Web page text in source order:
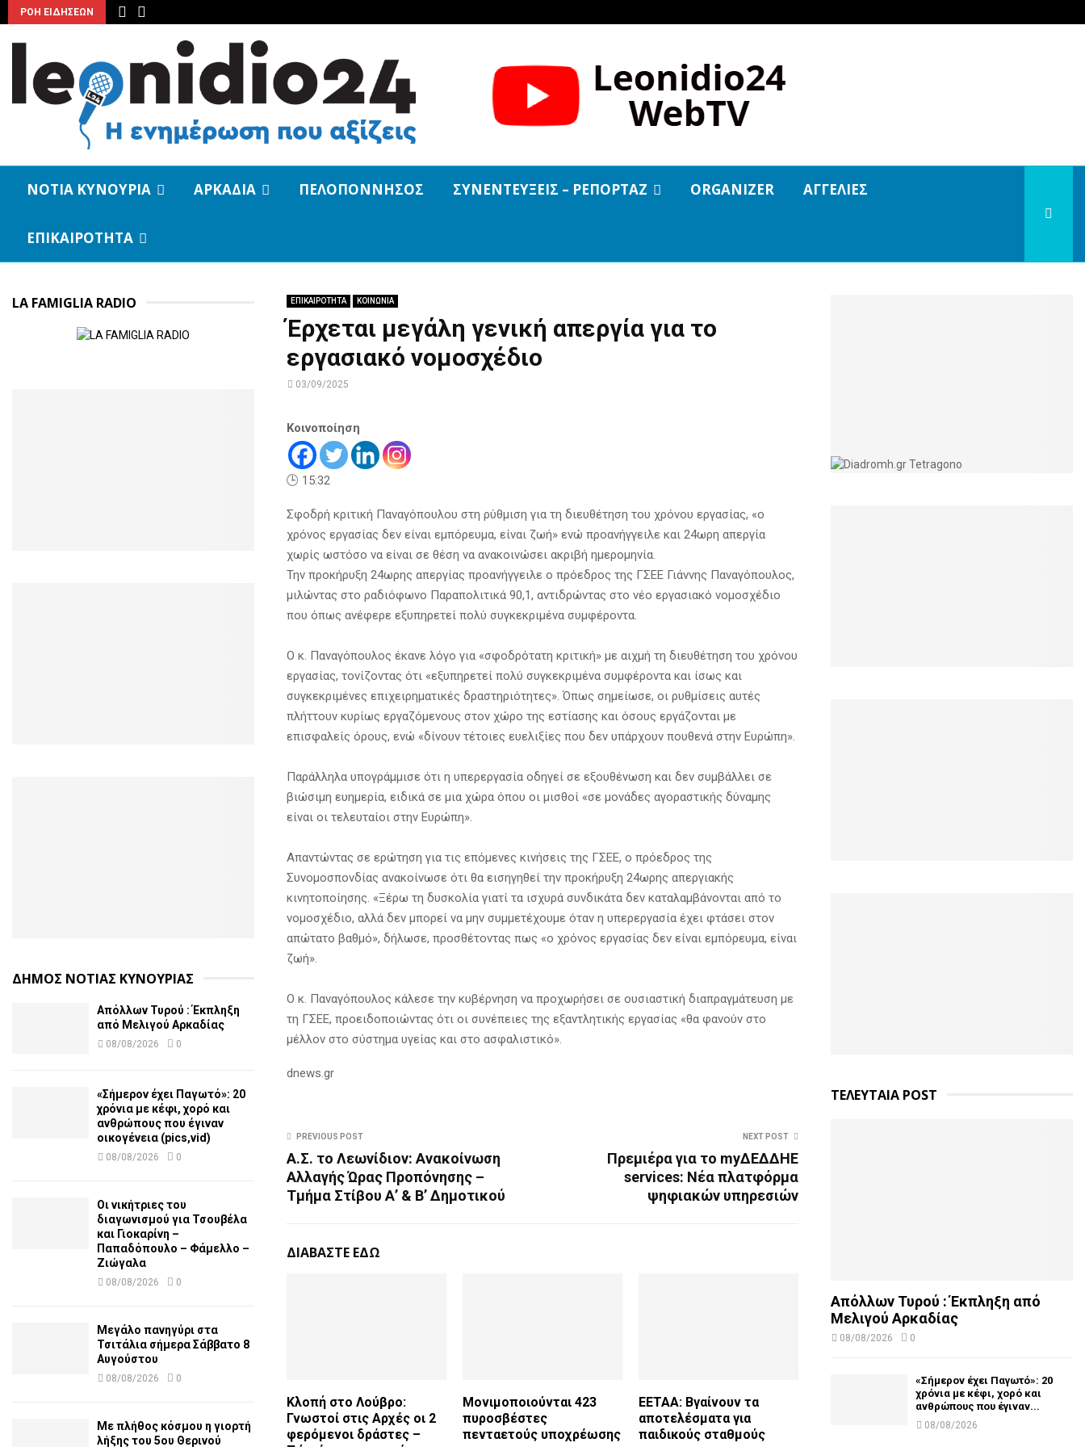
ΡΟΗ ΕΙΔΗΣΕΩΝ
ΝΟΤΙΑ ΚΥΝΟΥΡΙΑ ΑΡΚΑΔΙΑ ΠΕΛΟΠΟΝΝΗΣΟΣ ΣΥΝΕΝΤΕΥΞΕΙΣ – ΡΕΠΟΡΤΑΖ ORGANIZER ΑΓΓΕΛΙΕΣ
ΕΠΙΚΑΙΡΟΤΗΤΑ
ΕΠΙΚΑΙΡΟΤΗΤΑ ΚΟΙΝΩΝΙΑ
Έρχεται μεγάλη γενική απεργία για το
εργασιακό νομοσχέδιο
03/09/2025
Κοινοποίηση
🕒 15:32
Σφοδρή κριτική Παναγόπουλου στη ρύθμιση για τη διευθέτηση του χρόνου εργασίας, «ο
χρόνος εργασίας δεν είναι εμπόρευμα, είναι ζωή» ενώ προανήγγειλε και 24ωρη απεργία
χωρίς ωστόσο να είναι σε θέση να ανακοινώσει ακριβή ημερομηνία.
Την προκήρυξη 24ωρης απεργίας προανήγγειλε ο πρόεδρος της ΓΣΕΕ Γιάννης Παναγόπουλος,
μιλώντας στο ραδιόφωνο Παραπολιτικά 90,1, αντιδρώντας στο νέο εργασιακό νομοσχέδιο
που όπως ανέφερε εξυπηρετεί πολύ συγκεκριμένα συμφέροντα.
Ο κ. Παναγόπουλος έκανε λόγο για «σφοδρότατη κριτική» με αιχμή τη διευθέτηση του χρόνου
εργασίας, τονίζοντας ότι «εξυπηρετεί πολύ συγκεκριμένα συμφέροντα και ίσως και
συγκεκριμένες επιχειρηματικές δραστηριότητες». Όπως σημείωσε, οι ρυθμίσεις αυτές
πλήττουν κυρίως εργαζόμενους στον χώρο της εστίασης και όσους εργάζονται με
επισφαλείς όρους, ενώ «δίνουν τέτοιες ευελιξίες που δεν υπάρχουν πουθενά στην Ευρώπη».
Παράλληλα υπογράμμισε ότι η υπερεργασία οδηγεί σε εξουθένωση και δεν συμβάλλει σε
βιώσιμη ευημερία, ειδικά σε μια χώρα όπου οι μισθοί «σε μονάδες αγοραστικής δύναμης
είναι οι τελευταίοι στην Ευρώπη».
Απαντώντας σε ερώτηση για τις επόμενες κινήσεις της ΓΣΕΕ, ο πρόεδρος της
Συνομοσπονδίας ανακοίνωσε ότι θα εισηγηθεί την προκήρυξη 24ωρης απεργιακής
κινητοποίησης. «Ξέρω τη δυσκολία γιατί τα ισχυρά συνδικάτα δεν καταλαμβάνονται από το
νομοσχέδιο, αλλά δεν μπορεί να μην συμμετέχουμε όταν η υπερεργασία έχει φτάσει στον
απώτατο βαθμό», δήλωσε, προσθέτοντας πως «ο χρόνος εργασίας δεν είναι εμπόρευμα, είναι
ζωή».
Ο κ. Παναγόπουλος κάλεσε την κυβέρνηση να προχωρήσει σε ουσιαστική διαπραγμάτευση με
τη ΓΣΕΕ, προειδοποιώντας ότι οι συνέπειες της εξαντλητικής εργασίας «θα φανούν στο
μέλλον στο σύστημα υγείας και στο ασφαλιστικό».
dnews.gr
PREVIOUS POST
Α.Σ. το Λεωνίδιον: Ανακοίνωση
Αλλαγής Ώρας Προπόνησης –
Τμήμα Στίβου Α’ & Β’ Δημοτικού
NEXT POST
Πρεμιέρα για το myΔΕΔΔΗΕ
services: Νέα πλατφόρμα
ψηφιακών υπηρεσιών
ΔΙΑΒΑΣΤΕ ΕΔΩ
Κλοπή στο Λούβρο:
Γνωστοί στις Αρχές οι 2
φερόμενοι δράστες –
Μονιμοποιούνται 423
πυροσβέστες
πενταετούς υποχρέωσης
ΕΕΤΑΑ: Βγαίνουν τα
αποτελέσματα για
παιδικούς σταθμούς
LA FAMIGLIA RADIO
ΔΗΜΟΣ ΝΟΤΙΑΣ ΚΥΝΟΥΡΙΑΣ
Απόλλων Τυρού : Έκπληξη
από Μελιγού Αρκαδίας
08/08/2026 0
«Σήμερον έχει Παγωτό»: 20
χρόνια με κέφι, χορό και
ανθρώπους που έγιναν
οικογένεια (pics,vid)
08/08/2026 0
Οι νικήτριες του
διαγωνισμού για Τσουβέλα
και Γιοκαρίνη –
Παπαδόπουλο – Φάμελλο –
Ζιώγαλα
08/08/2026 0
Μεγάλο πανηγύρι στα
Τσιτάλια σήμερα Σάββατο 8
Αυγούστου
08/08/2026 0
Με πλήθος κόσμου η γιορτή
λήξης του 5ου Θερινού
ΤΕΛΕΥΤΑΙΑ POST
Απόλλων Τυρού : Έκπληξη από
Μελιγού Αρκαδίας
08/08/2026 0
«Σήμερον έχει Παγωτό»: 20
χρόνια με κέφι, χορό και
ανθρώπους που έγιναν...
08/08/2026